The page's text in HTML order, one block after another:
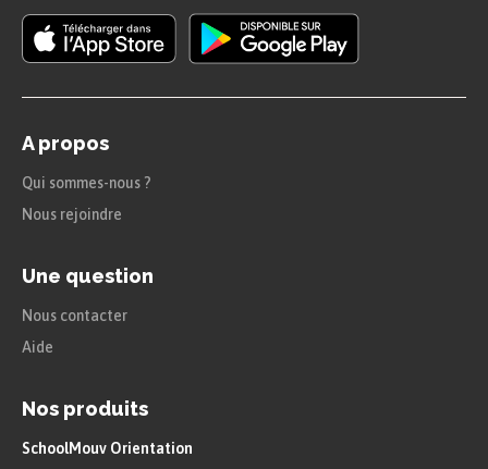
A propos
Qui sommes-nous ?
Nous rejoindre
Une question
Nous contacter
Aide
Nos produits
SchoolMouv Orientation